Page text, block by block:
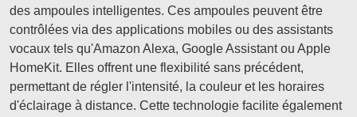
des ampoules intelligentes. Ces ampoules peuvent être
contrôlées via des applications mobiles ou des assistants
vocaux tels qu'Amazon Alexa, Google Assistant ou Apple
HomeKit. Elles offrent une flexibilité sans précédent,
permettant de régler l'intensité, la couleur et les horaires
d'éclairage à distance. Cette technologie facilite également